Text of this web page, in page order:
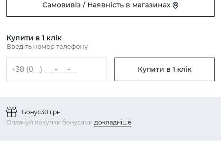
Самовивіз / Наявність в магазинах
Купити в 1 клік
Введіть номер телефону
Купити в 1 клік
Бонус30 грн
Оплачуй покупки бонусами докладніше